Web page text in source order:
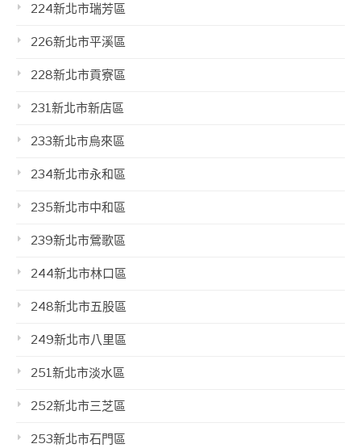
224新北市瑞芳區
226新北市平溪區
228新北市貢寮區
231新北市新店區
233新北市烏來區
234新北市永和區
235新北市中和區
239新北市鶯歌區
244新北市林口區
248新北市五股區
249新北市八里區
251新北市淡水區
252新北市三芝區
253新北市石門區